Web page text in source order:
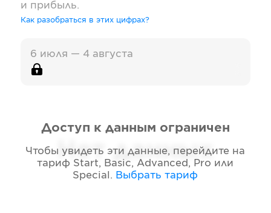
и прибыль.
Как разобраться в этих цифрах?
6 июля — 4 августа
Нет данных
Доступ к данным ограничен
Чтобы увидеть эти данные, перейдите на
тариф Start, Basic, Advanced, Pro или
Special . Выбрать тариф